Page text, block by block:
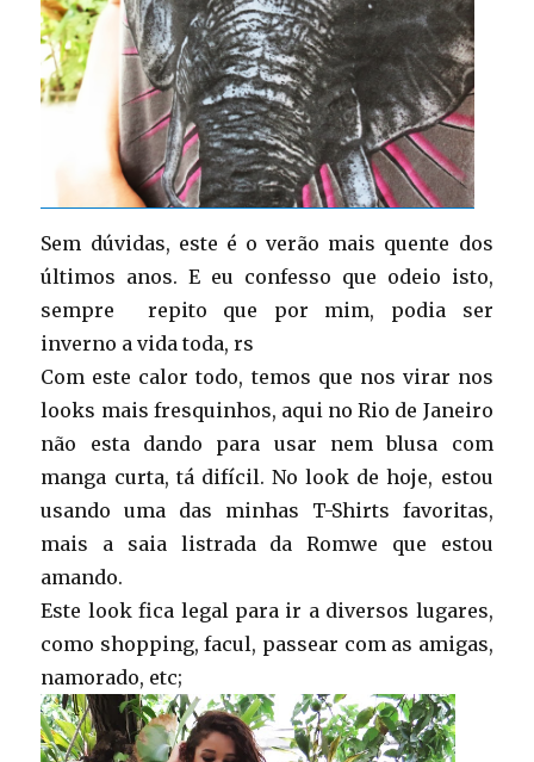
Sem dúvidas, este é o verão mais quente dos
últimos anos. E eu confesso que odeio isto,
sempre repito que por mim, podia ser
inverno a vida toda, rs
Com este calor todo, temos que nos virar nos
looks mais fresquinhos, aqui no Rio de Janeiro
não esta dando para usar nem blusa com
manga curta, tá difícil. No look de hoje, estou
usando uma das minhas T-Shirts favoritas,
mais a saia listrada da Romwe que estou
amando.
Este look fica legal para ir a diversos lugares,
como shopping, facul, passear com as amigas,
namorado, etc;